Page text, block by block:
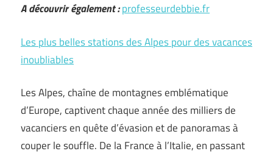
A découvrir également :professeurdebbie.fr
Les plus belles stations des Alpes pour des vacances
inoubliables
Les Alpes, chaîne de montagnes emblématique
d’Europe, captivent chaque année des milliers de
vacanciers en quête d’évasion et de panoramas à
couper le souffle. De la France à l’Italie, en passant